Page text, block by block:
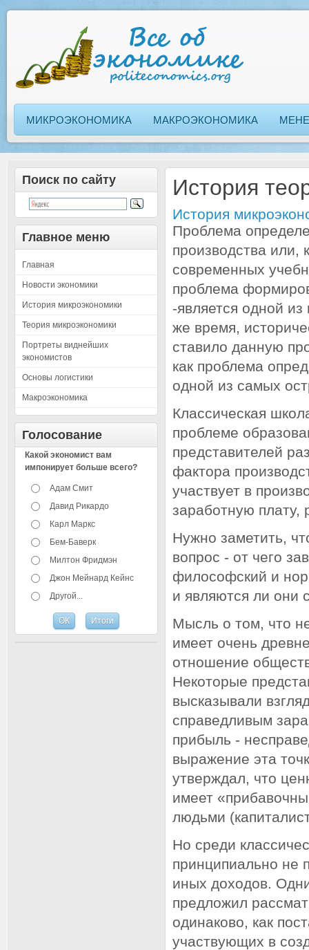
МИКРОЭКОНОМИКА МАКРОЭКОНОМИКА
Поиск по сайту
Главное меню
Главная
Новости экономики
История микроэкономики
Теория микроэкономики
Портреты виднейших
экономистов
Основы логистики
Макроэкономика
Голосование
Какой экономист вам
импонирует больше всего?
Адам Смит
Давид Рикардо
Карл Маркс
Бем-Баверк
Милтон Фридмэн
Джон Мейнард Кейнс
Другой...
История
История
Проблема
производства или,
современных
проблема
-является одной
же время,
ставило данную
как проблема
одной из самых
Классическая
проблеме
представителей
фактора
участвует в
заработную плату,
Нужно заметить,
вопрос - от чего
философский и
и являются ли они
Мысль о том, что
имеет очень
отношение
Некоторые
высказывали
справедливым
прибыль -
выражение эта
утверждал, что
имеет
людьми
Но среди
принципиально не
иных доходов.
предложил
одинаково, как
участвующих в